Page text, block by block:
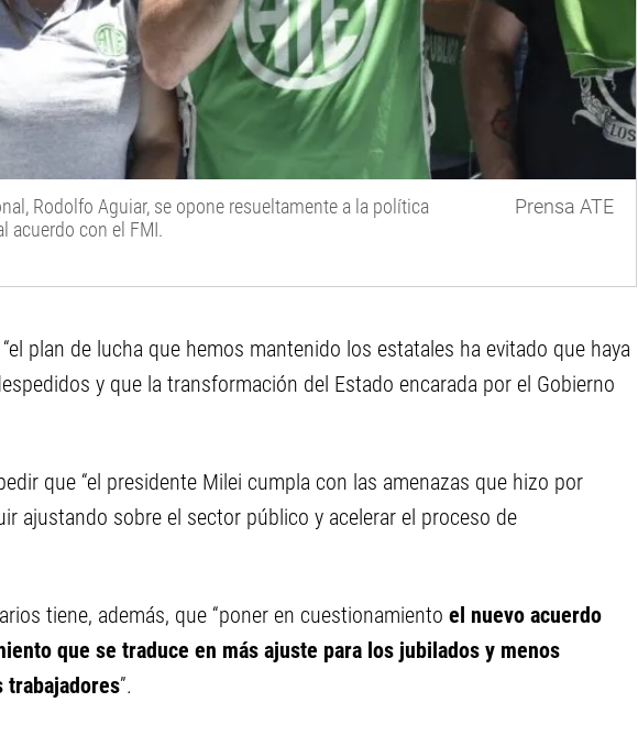
Rodolfo Aguiar, se opone resueltamente a la política
acuerdo con el FMI.
Prensa ATE
plan de lucha que hemos mantenido los estatales ha evitado que haya
y que la transformación del Estado encarada por el Gobierno
que “el presidente Milei cumpla con las amenazas que hizo por
ajustando sobre el sector público y acelerar el proceso de
tiene, además, que “poner en cuestionamiento el nuevo acuerdo
que se traduce en más ajuste para los jubilados y menos
trabajadores”.